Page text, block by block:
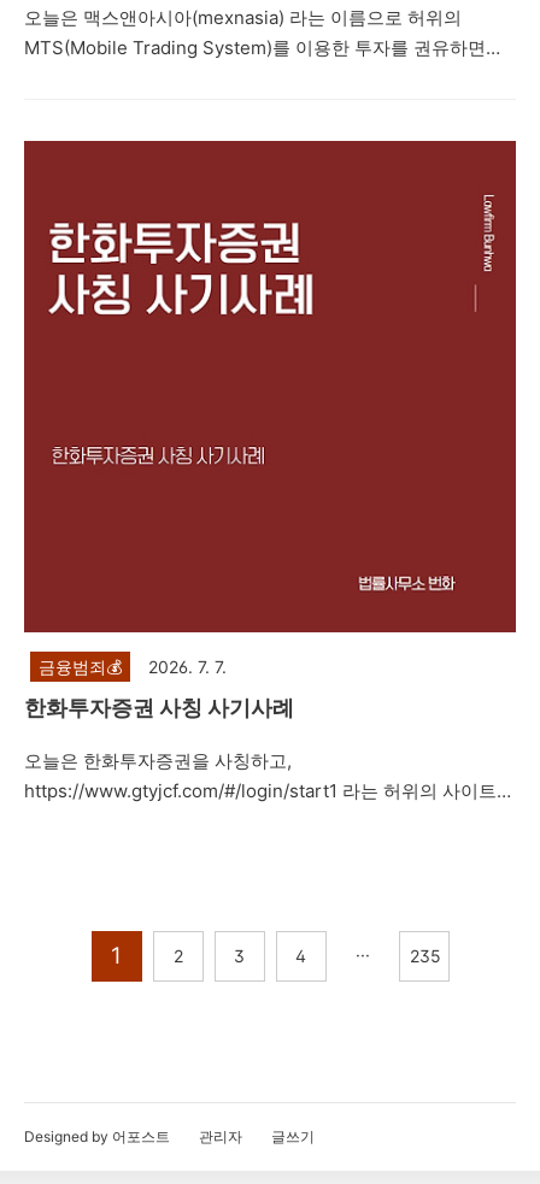
오늘은 맥스앤아시아(mexnasia) 라는 이름으로 허위의
MTS(Mobile Trading System)를 이용한 투자를 권유하면서
로 고수익을 얻을 수 있다며 피해자들에게 접근한 뒤 피해자들
례를 설명드리려고 합니다. 제347조(사기) ①사람을 기망하
여 재물의 교부를 받거나 재산상의 이익을 취득한 자는 10년
이하의 징역 또는 2천만원 이하의 벌금에 처한다. 형법 제347
조에서는 사기죄를 규정하고 있습니다. 주식리딩방 투자사기
의 경우, 주식 선물 거래 사기, 비상장 주식 사기, 공모주 사기,
금융범죄💰 2026. 7. 7.
한화투자증권 사칭 사기사례
오늘은 한화투자증권을 사칭하고,
https://www.gtyjcf.com/#/login/start1 라는 허위의 사이트를
자사기 사례를 설명드리려고 합니다.제347조(사기) ①사람
을 기망하여 재물의 교부를 받거나 재산상의 이익을 취득한 자
1 2 3 4 ··· 235
Designed by 어포스트 관리자 글쓰기